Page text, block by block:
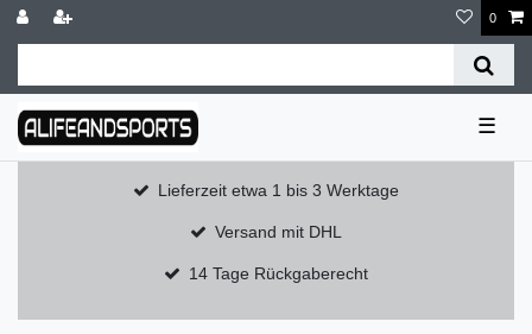
0
☰
Lieferzeit etwa 1 bis 3 Werktage
Versand mit DHL
14 Tage Rückgaberecht